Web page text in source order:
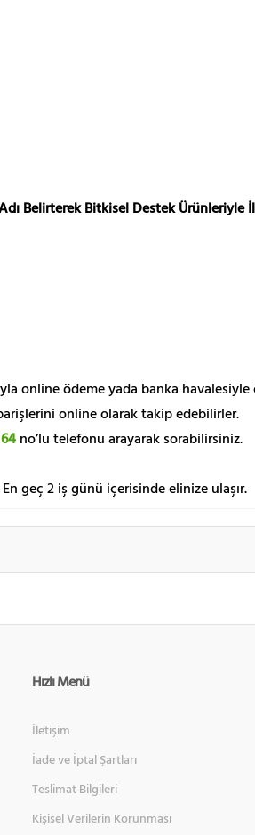
Belirterek Bitkisel Destek Ürünleriyle
online ödeme yada banka
online olarak takip edebilirler.
no’lu telefonu arayarak sorabilirsiniz.
geç 2 iş günü içerisinde elinize ulaşır.
Hızlı Menü
İletişim
İade ve İptal Şartları
Teslimat Bilgileri
Kişisel Verilerin Korunması